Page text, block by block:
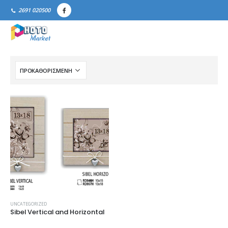
2691 020500
UNCATEGORIZED
Sibel Vertical and Horizontal